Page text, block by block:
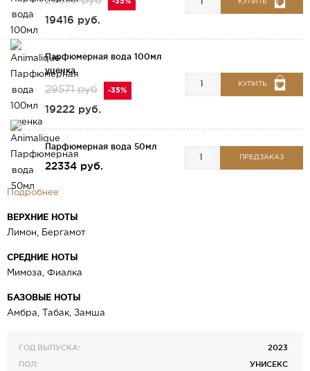
19416 руб.
КУПИТЬ
Парфюмерная вода 100мл
уценка
29571 руб -35%
19222 руб.
КУПИТЬ
Парфюмерная вода 50мл
22334 руб.
ПРЕДЗАКАЗ
Подробнее
ВЕРХНИЕ НОТЫ
Лимон, Бергамот
СРЕДНИЕ НОТЫ
Мимоза, Фиалка
БАЗОВЫЕ НОТЫ
Амбра, Табак, Замша
ГОД ВЫПУСКА:
2023
ПОЛ:
УНИСЕКС